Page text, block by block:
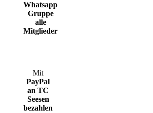
Whatsapp
Gruppe
alle
Mitglieder
Mit
PayPal
an TC
Seesen
bezahlen